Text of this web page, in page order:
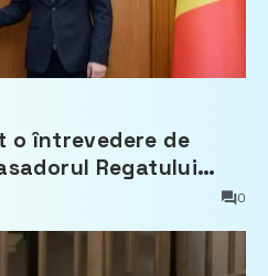
o întrevedere de
Regatului
0